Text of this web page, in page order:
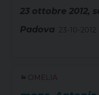
23 ottobre 2012,
Padova 23-10-2012
OMELIA